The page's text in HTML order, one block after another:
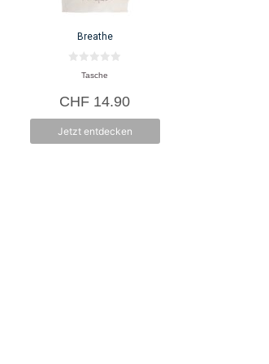
Breathe
n
5
Tasche
CHF 14.90
Jetzt entdecken